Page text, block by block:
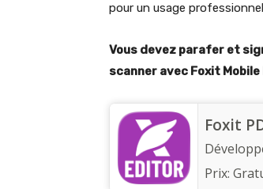
pour un usage
Vous devez parafer et
scanner avec Foxit Mobile
Foxit
Prix: